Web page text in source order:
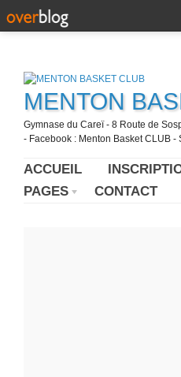
MENTON
Gymnase du Careï - 8 Route de
- Facebook : Menton Basket CLUB
ACCUEIL
PAGES
CONTACT